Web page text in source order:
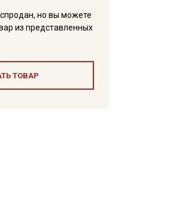
но вы можете
из представленных
ТОВАР